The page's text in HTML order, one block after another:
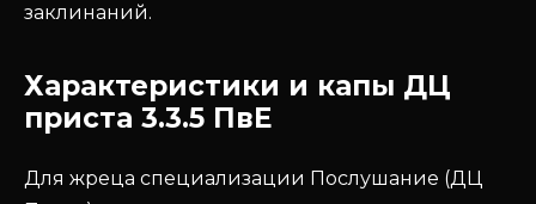
заклинаний.
Характеристики и капы ДЦ
приста 3.3.5 ПвЕ
Для жреца специализации Послушание (ДЦ